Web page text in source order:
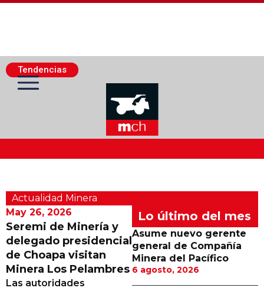
Tendencias
Actualidad Minera
Minería Superficie
Minerí­a Subterránea
Proveedores
Actualidad Minera
May 26, 2026
Seremi de Minería y
delegado presidencial
de Choapa visitan
Minera Los Pelambres
Las autoridades
Lo último del mes
Asume nuevo gerente
general de Compañía
Minera del Pacífico
6 agosto, 2026